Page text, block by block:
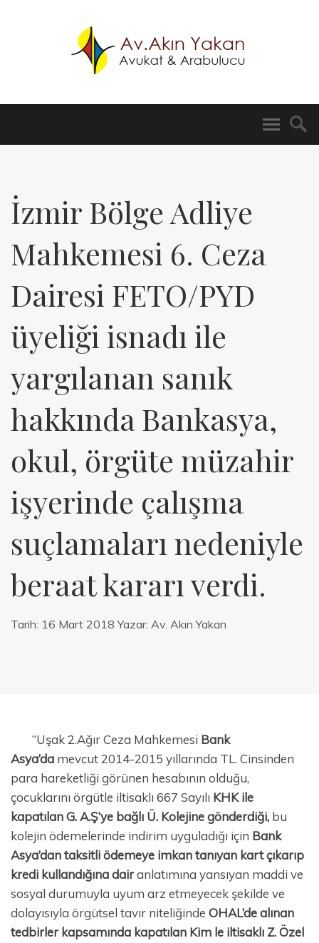
İzmir Bölge Adliye
Mahkemesi 6. Ceza
Dairesi FETO/PYD
üyeliği isnadı ile
yargılanan sanık
hakkında Bankasya,
okul, örgüte müzahir
işyerinde çalışma
suçlamaları nedeniyle
beraat kararı verdi.
Tarih: 16 Mart 2018 Yazar: Av. Akın Yakan
“Uşak 2.Ağır Ceza Mahkemesi Bank
Asya’da mevcut 2014-2015 yıllarında TL. Cinsinden
para hareketliği görünen hesabının olduğu,
çocuklarını örgütle iltisaklı 667 Sayılı KHK ile
kapatılan G. A.Ş’ye bağlı Ü. Kolejine gönderdiği, bu
kolejin ödemelerinde indirim uyguladığı için Bank
Asya’dan taksitli ödemeye imkan tanıyan kart çıkarıp
kredi kullandığına dairanlatımına yansıyan maddi ve
sosyal durumuyla uyum arz etmeyecek şekilde ve
dolayısıyla örgütsel tavır niteliğinde OHAL’de alınan
tedbirler kapsamında kapatılan Kim le iltisaklı Z. Özel